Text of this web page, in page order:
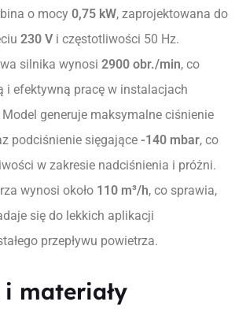
o mocy 0,75 kW, zaprojektowana do
230 V i częstotliwości 50 Hz.
silnika wynosi 2900 obr./min, co
i efektywną pracę w instalacjach
Model generuje maksymalne ciśnienie
podciśnienie sięgające -140 mbar, co
w zakresie nadciśnienia i próżni.
wynosi około 110 m³/h, co sprawia,
się do lekkich aplikacji
przepływu powietrza.
materiały